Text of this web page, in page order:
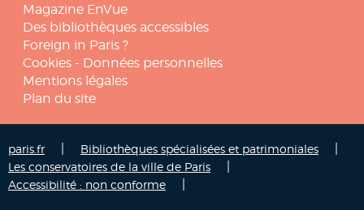
Magazine EnVue
Des bibliothèques accessibles
Foreign in Paris ?
Cookies - Données personnelles
Mentions légales
Plan du site
paris.fr Bibliothèques spécialisées et patrimoniales
Les conservatoires de la ville de Paris
Accessibilité : non conforme